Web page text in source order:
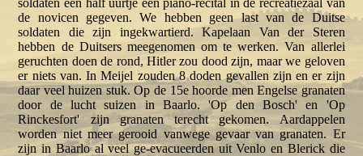
soldaten een half uurtje een piano-recital in de recreatiezaal van
de novicen gegeven. We hebben geen last van de Duitse
soldaten die zijn ingekwartierd. Kapelaan Van der Steren
hebben de Duitsers meegenomen om te werken. Van allerlei
geruchten doen de rond, Hitler zou dood zijn, maar we geloven
er niets van. In Meijel zouden 8 doden gevallen zijn en er zijn
daar veel huizen stuk. Op de 15e hoorde men Engelse granaten
door de lucht suizen in Baarlo. 'Op den Bosch' en 'Op
Rinckesfort' zijn granaten terecht gekomen. Aardappelen
worden niet meer gerooid vanwege gevaar van granaten. Er
zijn in Baarlo al veel ge-evacueerden uit Venlo en Blerick die